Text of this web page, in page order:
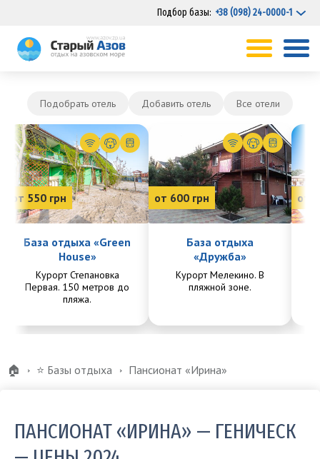
Подбор базы: +38 (098) 24-0000-1
Подобрать отель Добавить отель Все отели
от 550 грн
База отдыха «Green
House»
Курорт Степановка
Первая. 150 метров до
пляжа.
от 600 грн
База отдыха
«Дружба»
Курорт Мелекино. В
пляжной зоне.
от
🏠 ⭐️ Базы отдыха Пансионат «Ирина»
ПАНСИОНАТ «ИРИНА» — ГЕНИЧЕСК